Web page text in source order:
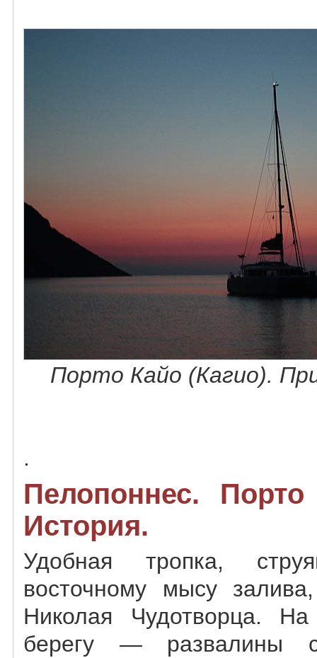
Порто Кайо (Кагио).
.
Пелопоннес.
История.
Удобная тропка,
восточному мысу
Николая Чудотворца. На
берегу — развалины